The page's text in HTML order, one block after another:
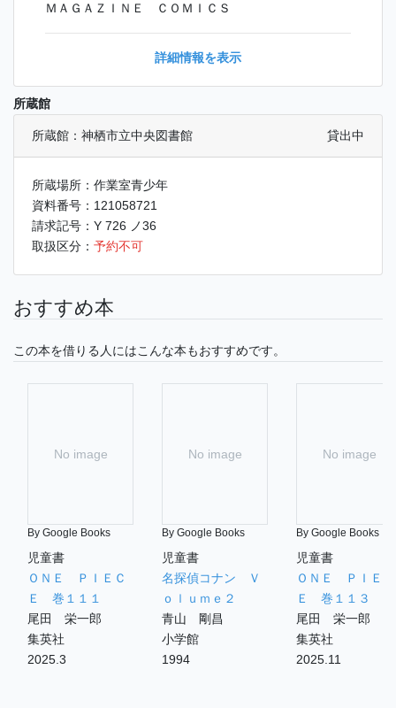
ＭＡＧＡＺＩＮＥ ＣＯＭＩＣＳ
詳細情報を表示
所蔵館
所蔵館：神栖市立中央図書館 貸出中
所蔵場所：作業室青少年
資料番号：121058721
請求記号：Y 726 ノ36
取扱区分： 予約不可
おすすめ本
この本を借りる人にはこんな本もおすすめです。
No image
By Google Books
児童書
ＯＮＥ ＰＩＥＣ
Ｅ 巻１１１
尾田 栄一郎
集英社
2025.3
No image
By Google Books
児童書
名探偵コナン Ｖ
ｏｌｕｍｅ２
青山 剛昌
小学館
1994
No image
By Google Books
児童書
ＯＮＥ ＰＩＥＣ
Ｅ 巻１１３
尾田 栄一郎
集英社
2025.11